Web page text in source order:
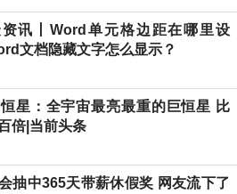
讯丨Word单元格边距在哪里设
文档隐藏文字怎么显示？
星：全宇宙最亮最重的巨恒星 比
倍|当前头条
抽中365天带薪休假奖 网友流下了